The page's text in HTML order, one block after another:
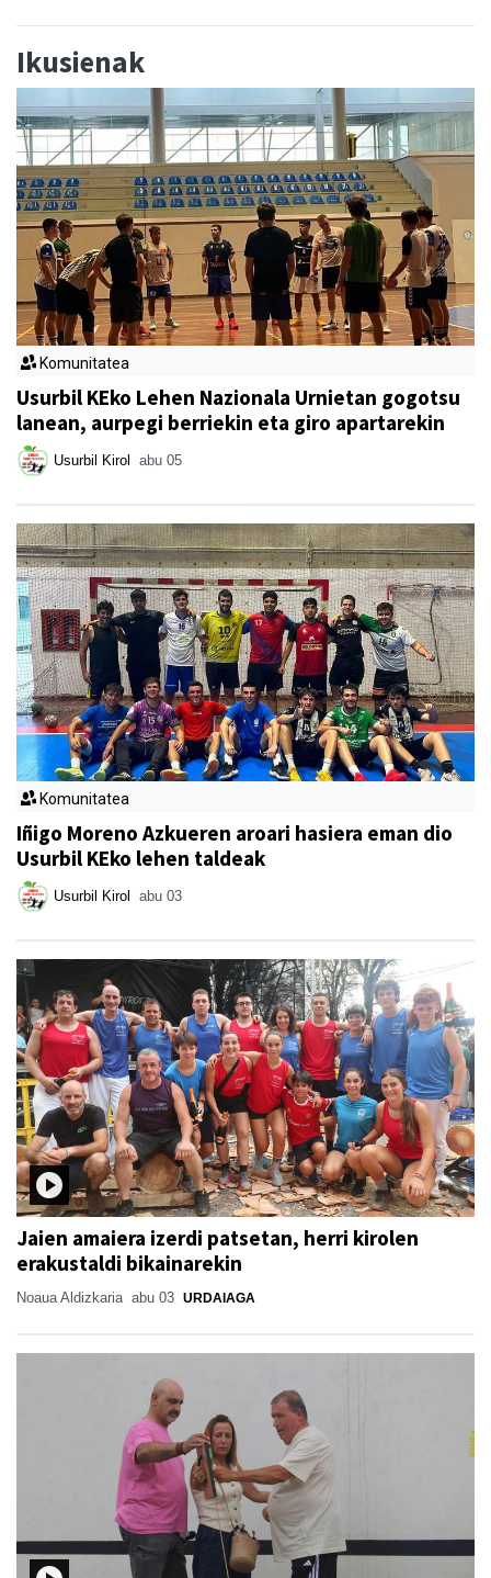
Ikusienak
Komunitatea
Usurbil KEko Lehen Nazionala Urnietan gogotsu
lanean, aurpegi berriekin eta giro apartarekin
Usurbil Kirol abu 05
Komunitatea
Iñigo Moreno Azkueren aroari hasiera eman dio
Usurbil KEko lehen taldeak
Usurbil Kirol abu 03
Jaien amaiera izerdi patsetan, herri kirolen
erakustaldi bikainarekin
Noaua Aldizkaria abu 03 URDAIAGA